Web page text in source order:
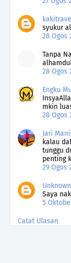
syukur
28 Ogos
Tanpa
28 Ogos
Engku
mkin
28 Ogos
Jari
kalau
tunggu
penting
29 Ogos
Unknown
Saya
5
Catat Ulasan